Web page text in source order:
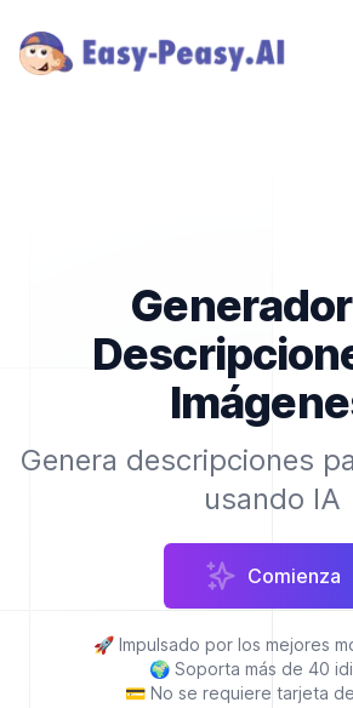
Genera descripciones
usando IA
Comienza
🚀 Impulsado por los mejores
🌍 Soporta más de 40
💳 No se requiere tarjeta